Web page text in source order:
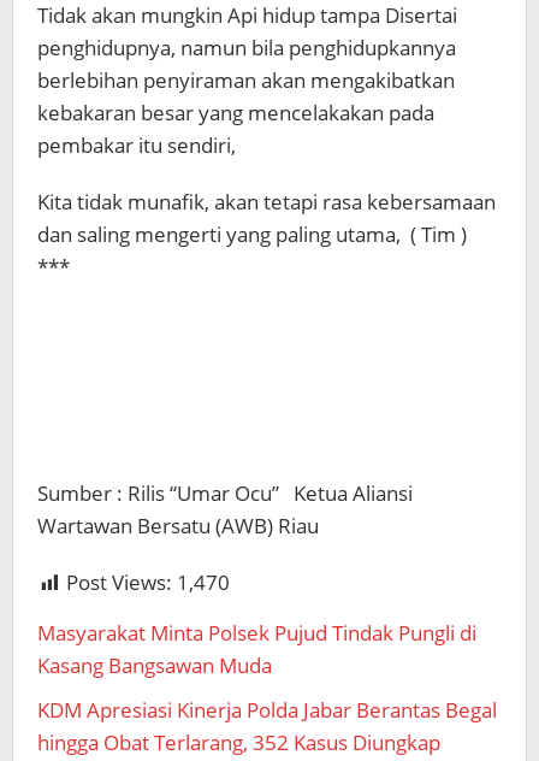
Tidak akan mungkin Api hidup tampa Disertai
penghidupnya, namun bila penghidupkannya
berlebihan penyiraman akan mengakibatkan
kebakaran besar yang mencelakakan pada
pembakar itu sendiri,
Kita tidak munafik, akan tetapi rasa kebersamaan
dan saling mengerti yang paling utama, ( Tim )
***
Sumber : Rilis “Umar Ocu” Ketua Aliansi
Wartawan Bersatu (AWB) Riau
Post Views: 1,470
Masyarakat Minta Polsek Pujud Tindak Pungli di
Kasang Bangsawan Muda
KDM Apresiasi Kinerja Polda Jabar Berantas Begal
hingga Obat Terlarang, 352 Kasus Diungkap